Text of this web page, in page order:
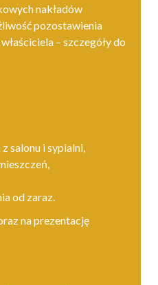
nakładów
pozostawienia
– szczegóły do
salonu i sypialni,
od zaraz.
na prezentację